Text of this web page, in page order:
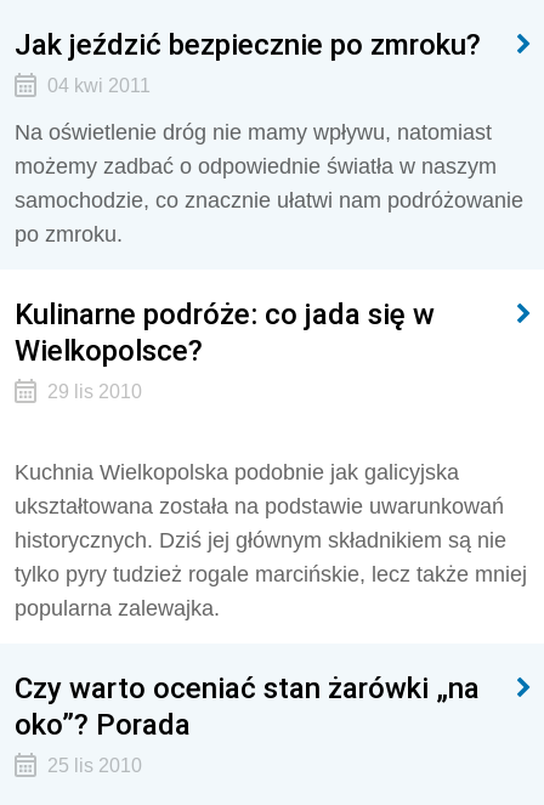
Jak jeździć bezpiecznie po zmroku?
04 kwi 2011
Na oświetlenie dróg nie mamy wpływu, natomiast
możemy zadbać o odpowiednie światła w naszym
samochodzie, co znacznie ułatwi nam podróżowanie
po zmroku.
Kulinarne podróże: co jada się w
Wielkopolsce?
29 lis 2010
Kuchnia Wielkopolska podobnie jak galicyjska
ukształtowana została na podstawie uwarunkowań
historycznych. Dziś jej głównym składnikiem są nie
tylko pyry tudzież rogale marcińskie, lecz także mniej
popularna zalewajka.
Czy warto oceniać stan żarówki „na
oko”? Porada
25 lis 2010